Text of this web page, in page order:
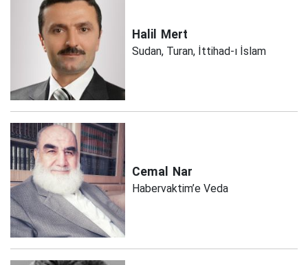
Halil Mert
Sudan, Turan, İttihad-ı İslam
Cemal Nar
Habervaktim’e Veda